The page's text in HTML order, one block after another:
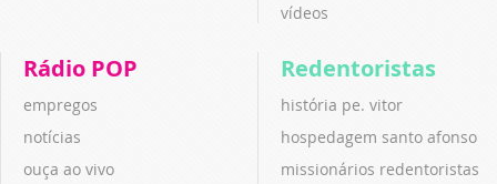
vídeos
Rádio POP
empregos
notícias
ouça ao vivo
Redentoristas
história pe. vitor
hospedagem santo afonso
missionários redentoristas